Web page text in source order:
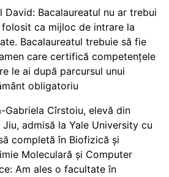
David: Bacalaureatul nu ar trebui
folosit ca mijloc de intrare la
Bacalaureatul trebuie să fie
care certifică competențele
le ai după parcursul unui
obligatoriu
Gabriela Cîrstoiu, elevă din
Jiu, admisă la Yale University cu
completă în Biofizică și
Moleculară și Computer
Am ales o facultate în